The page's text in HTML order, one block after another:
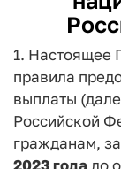
1. Настоящее
правила
выплаты
Российской
гражданам,
2023 года до